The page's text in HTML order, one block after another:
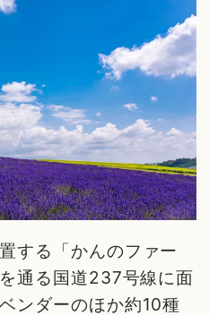
する「かんのファー
通る国道237号線に面
ンダーのほか約10種